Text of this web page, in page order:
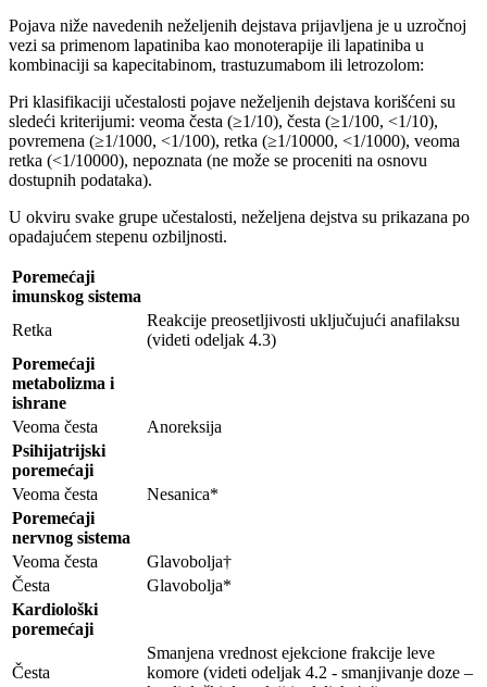
Pojava niže navedenih neželjenih dejstava prijavljena je u uzročnoj
vezi sa primenom lapatiniba kao monoterapije ili lapatiniba u
kombinaciji sa kapecitabinom, trastuzumabom ili letrozolom:
Pri klasifikaciji učestalosti pojave neželjenih dejstava korišćeni su
sledeći kriterijumi: veoma česta (≥1/10), česta (≥1/100, <1/10),
povremena (≥1/1000, <1/100), retka (≥1/10000, <1/1000), veoma
retka (<1/10000), nepoznata (ne može se proceniti na osnovu
dostupnih podataka).
U okviru svake grupe učestalosti, neželjena dejstva su prikazana po
opadajućem stepenu ozbiljnosti.
Poremećaji
imunskog sistema
Retka
Reakcije preosetljivosti uključujući anafilaksu
(videti odeljak 4.3)
Poremećaji
metabolizma i
ishrane
Veoma česta
Anoreksija
Psihijatrijski
poremećaji
Veoma česta
Nesanica*
Poremećaji
nervnog sistema
Veoma česta
Glavobolja†
Česta
Glavobolja*
Kardiološki
poremećaji
Česta
Smanjena vrednost ejekcione frakcije leve
komore (videti odeljak 4.2 - smanjivanje doze –